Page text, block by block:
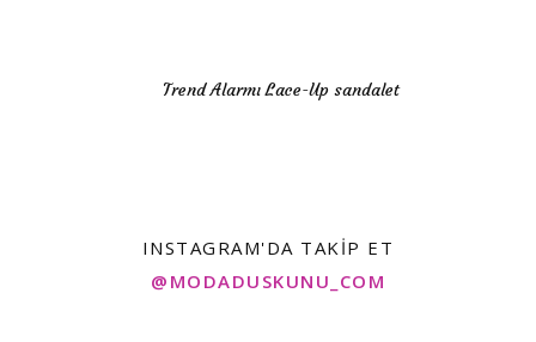
Trend Alarmı Lace-Up sandalet
INSTAGRAM'DA TAKIP ET
@MODADUSKUNU_COM